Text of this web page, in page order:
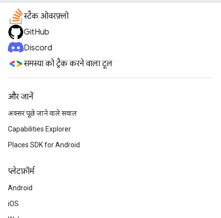
स्टैक ओवरफ़्लो
GitHub
Discord
समस्या को ट्रैक करने वाला टूल
और जानें
अक्सर पूछे जाने वाले सवाल
Capabilities Explorer
Places SDK for Android
प्‍लेटफ़ॉर्म
Android
iOS